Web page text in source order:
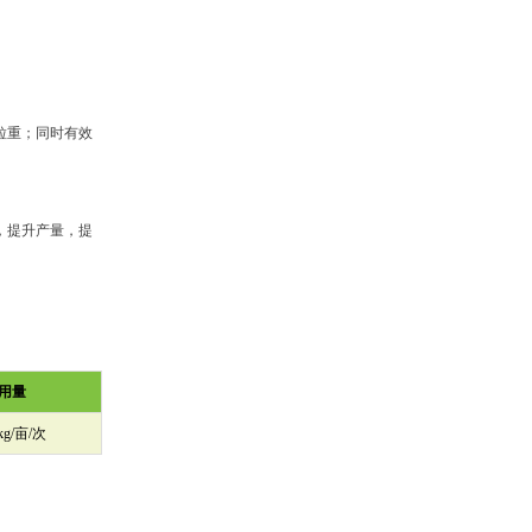
重；同时有效
提升产量，提
量
亩/次